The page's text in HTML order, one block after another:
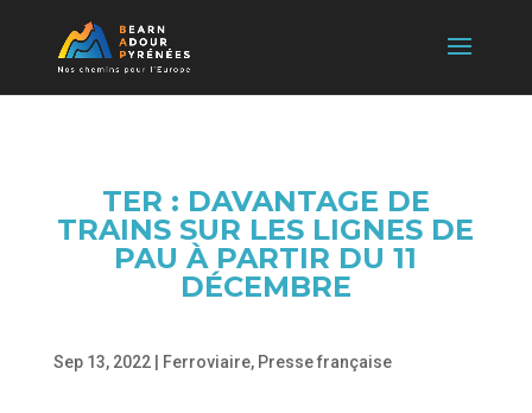
TER : DAVANTAGE DE
TRAINS SUR LES LIGNES DE
PAU À PARTIR DU 11
DÉCEMBRE
Sep 13, 2022| Ferroviaire, Presse française